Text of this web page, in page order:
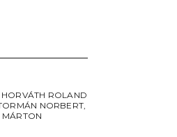
HORVÁTH ROLAND
NORBERT,